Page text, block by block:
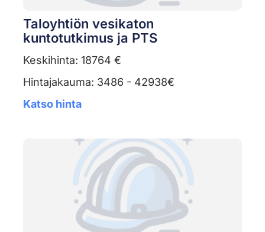
Taloyhtiön vesikaton
kuntotutkimus ja PTS
Keskihinta: 18764 €
Hintajakauma: 3486 - 42938€
Katso hinta